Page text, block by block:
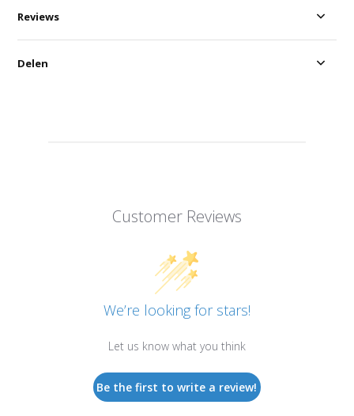
Customer Reviews
We’re looking for stars!
Let us know what you think
Be the first to write a review!
Reviews
Delen